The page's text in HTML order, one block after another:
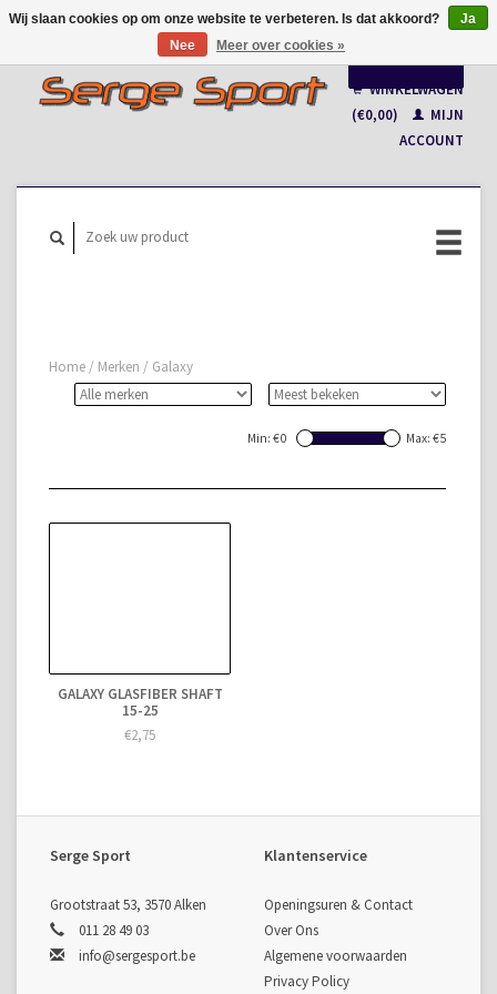
Français
WINKELWAGEN
(€0,00)
MIJN
ACCOUNT
Home / Merken / Galaxy
Min: €0 Max: €5
GALAXY GLASFIBER SHAFT
15-25
€2,75
Serge Sport
Grootstraat 53, 3570 Alken
011 28 49 03
info@sergesport.be
Klantenservice
Openingsuren & Contact
Over Ons
Algemene voorwaarden
Privacy Policy
Wij slaan cookies op om onze website te verbeteren. Is dat akkoord?
Ja
Nee
Meer over cookies »